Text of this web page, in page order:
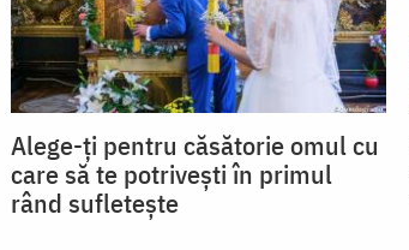
Alege-ți pentru căsătorie omul cu
care să te potrivești în primul
rând sufletește